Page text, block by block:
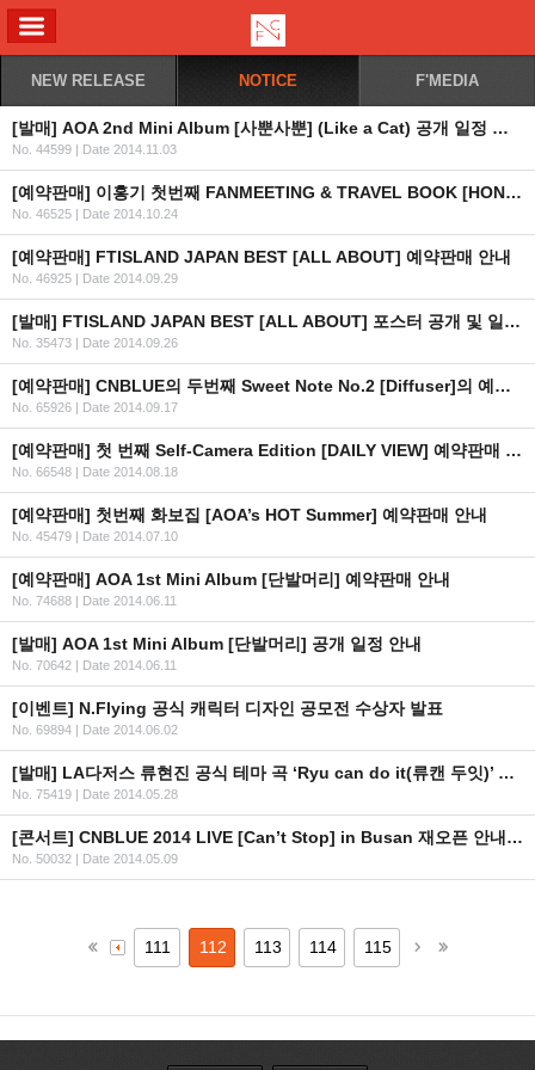
NEW RELEASE NOTICE F'MEDIA
[발매] AOA 2nd Mini Album [사뿐사뿐] (Like a Cat) 공개 일정 안내 / 예약판매 안내
No. 44599 | Date 2014.11.03
[예약판매] 이홍기 첫번째 FANMEETING & TRAVEL BOOK [HONGSTARGRAM]
No. 46525 | Date 2014.10.24
[예약판매] FTISLAND JAPAN BEST [ALL ABOUT] 예약판매 안내
No. 46925 | Date 2014.09.29
[발매] FTISLAND JAPAN BEST [ALL ABOUT] 포스터 공개 및 일정 안내
No. 35473 | Date 2014.09.26
[예약판매] CNBLUE의 두번째 Sweet Note No.2 [Diffuser]의 예약판매 안내
No. 65926 | Date 2014.09.17
[예약판매] 첫 번째 Self-Camera Edition [DAILY VIEW] 예약판매 안내
No. 66548 | Date 2014.08.18
[예약판매] 첫번째 화보집 [AOA’s HOT Summer] 예약판매 안내
No. 45479 | Date 2014.07.10
[예약판매] AOA 1st Mini Album [단발머리] 예약판매 안내
No. 74688 | Date 2014.06.11
[발매] AOA 1st Mini Album [단발머리] 공개 일정 안내
No. 70642 | Date 2014.06.11
[이벤트] N.Flying 공식 캐릭터 디자인 공모전 수상자 발표
No. 69894 | Date 2014.06.02
[발매] LA다저스 류현진 공식 테마 곡 ‘Ryu can do it(류캔 두잇)’ 음원 공개
No. 75419 | Date 2014.05.28
[콘서트] CNBLUE 2014 LIVE [Can’t Stop] in Busan 재오픈 안내 (+url추가)
No. 50032 | Date 2014.05.09
111 112 113 114 115